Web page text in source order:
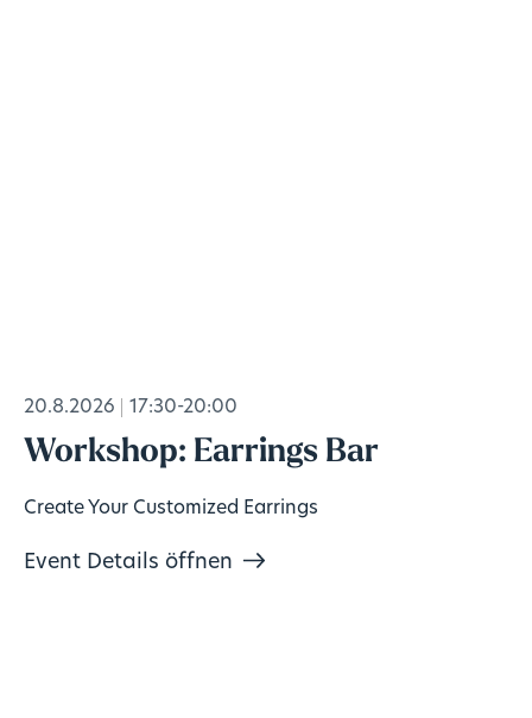
20.8.2026 17:30-20:00
Workshop: Earrings Bar
Create Your Customized Earrings
Event Details öffnen